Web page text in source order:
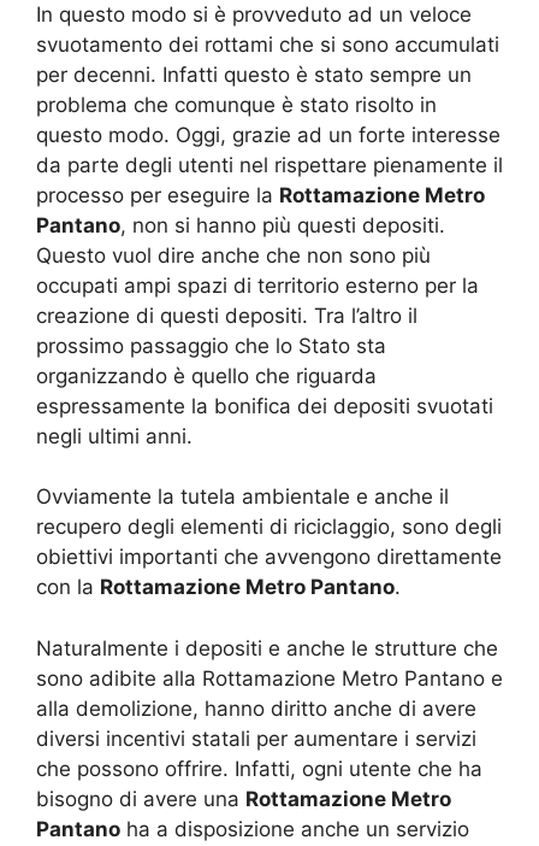
In questo modo si è provveduto ad un veloce
svuotamento dei rottami che si sono accumulati
per decenni. Infatti questo è stato sempre un
problema che comunque è stato risolto in
questo modo. Oggi, grazie ad un forte interesse
da parte degli utenti nel rispettare pienamente il
processo per eseguire la Rottamazione Metro
Pantano, non si hanno più questi depositi.
Questo vuol dire anche che non sono più
occupati ampi spazi di territorio esterno per la
creazione di questi depositi. Tra l’altro il
prossimo passaggio che lo Stato sta
organizzando è quello che riguarda
espressamente la bonifica dei depositi svuotati
negli ultimi anni.
Ovviamente la tutela ambientale e anche il
recupero degli elementi di riciclaggio, sono degli
obiettivi importanti che avvengono direttamente
con la Rottamazione Metro Pantano.
Naturalmente i depositi e anche le strutture che
sono adibite alla Rottamazione Metro Pantano e
alla demolizione, hanno diritto anche di avere
diversi incentivi statali per aumentare i servizi
che possono offrire. Infatti, ogni utente che ha
bisogno di avere una Rottamazione Metro
Pantano ha a disposizione anche un servizio